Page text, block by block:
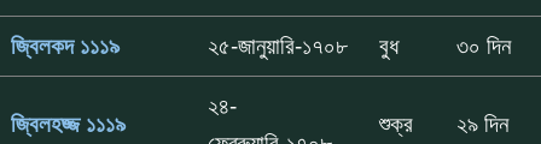
জ্বিলকদ ১১১৯ ২৫-জানুয়ারি-১৭০৮ বুধ ৩০ দিন
জ্বিলহজ্জ ১১১৯
২৪-
শুক্র ২৯ দিন